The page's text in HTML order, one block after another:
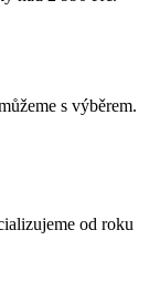
s výběrem.
od roku